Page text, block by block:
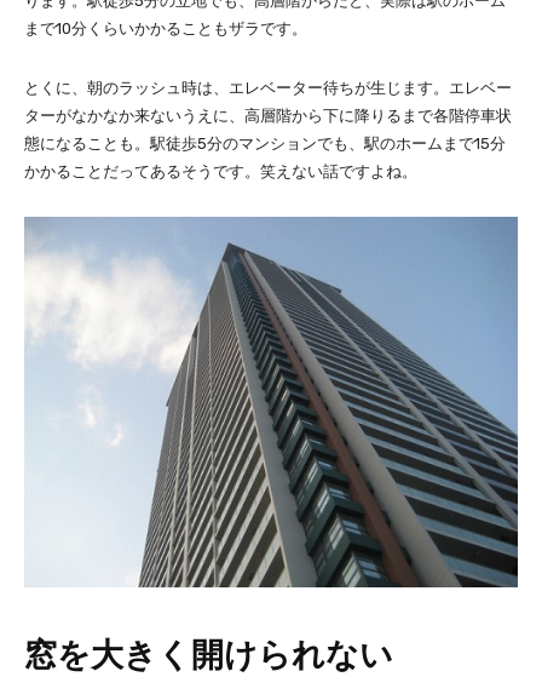
まで10分くらいかかることもザラです。
とくに、朝のラッシュ時は、エレベーター待ちが生じます。エレベー
ターがなかなか来ないうえに、高層階から下に降りるまで各階停車状
態になることも。駅徒歩5分のマンションでも、駅のホームまで15分
かかることだってあるそうです。笑えない話ですよね。
窓を大きく開けられない